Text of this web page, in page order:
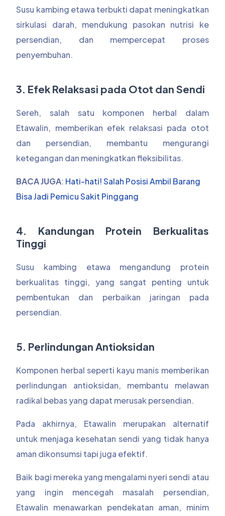
Susu kambing etawa terbukti dapat meningkatkan
sirkulasi darah, mendukung pasokan nutrisi ke
persendian, dan mempercepat proses
penyembuhan.
3. Efek Relaksasi pada Otot dan Sendi
Sereh, salah satu komponen herbal dalam
Etawalin, memberikan efek relaksasi pada otot
dan persendian, membantu mengurangi
ketegangan dan meningkatkan fleksibilitas.
BACA JUGA: Hati-hati! Salah Posisi Ambil Barang
Bisa Jadi Pemicu Sakit Pinggang
4. Kandungan Protein Berkualitas
Tinggi
Susu kambing etawa mengandung protein
berkualitas tinggi, yang sangat penting untuk
pembentukan dan perbaikan jaringan pada
persendian.
5. Perlindungan Antioksidan
Komponen herbal seperti kayu manis memberikan
perlindungan antioksidan, membantu melawan
radikal bebas yang dapat merusak persendian.
Pada akhirnya, Etawalin merupakan alternatif
untuk menjaga kesehatan sendi yang tidak hanya
aman dikonsumsi tapi juga efektif.
Baik bagi mereka yang mengalami nyeri sendi atau
yang ingin mencegah masalah persendian,
Etawalin menawarkan pendekatan aman, minim